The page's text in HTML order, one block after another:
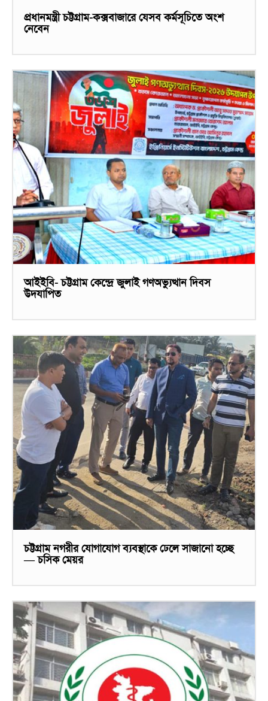
প্রধানমন্ত্রী চট্টগ্রাম-কক্সবাজারে যেসব কর্মসূচিতে অংশ
নেবেন
আইইবি- চট্টগ্রাম কেন্দ্রে জুলাই গণঅভ্যুত্থান দিবস
উদযাপিত
চট্টগ্রাম নগরীর যোগাযোগ ব্যবস্থাকে ঢেলে সাজানো হচ্ছে
— চসিক মেয়র